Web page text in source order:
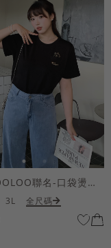
HOOLOOLOO聯名-口袋燙金KUKU熊短袖上衣
3L 全尺碼